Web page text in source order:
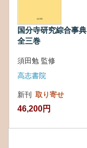
国分寺研究綜合事典
全三巻
須田勉 監修
高志書院
新刊 取り寄せ
46,200円